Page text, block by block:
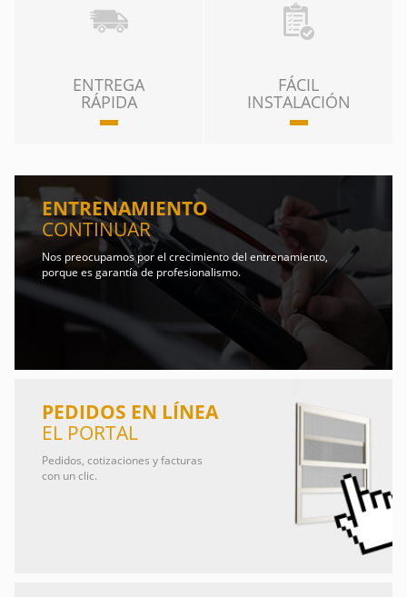
ENTREGA
RÁPIDA
FÁCIL
INSTALACIÓN
ENTRENAMIENTO
CONTINUAR
Nos preocupamos por el crecimiento del entrenamiento,
porque es garantía de profesionalismo.
PEDIDOS EN LÍNEA
EL PORTAL
Pedidos, cotizaciones y facturas
con un clic.